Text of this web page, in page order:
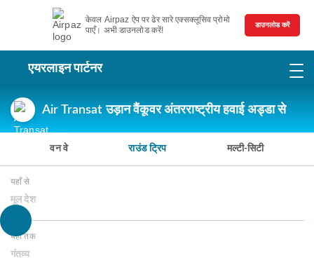
केवल Airpaz ऐप पर ढेर सारे एक्सक्लूसिव प्रोमो
पाएँ। अभी डाउनलोड करें!
डाउनलोड करें
एयरलाइन पार्टनर
Air Transat उड़ान वैंकूवर अंतरराष्ट्रीय हवाई अड्डा से
वन वे राउंड ट्रिप मल्टी-सिटी
यहाँ से
मूल देश
यहाँ तक
गंतव्य